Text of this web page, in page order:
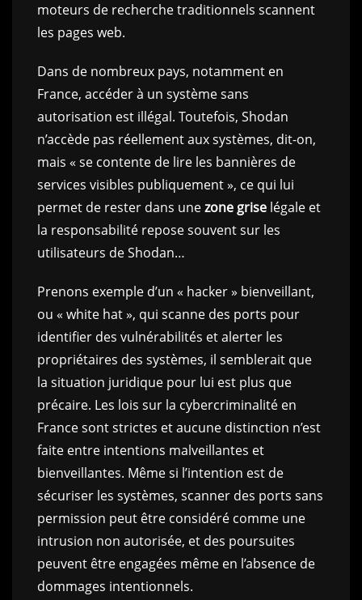
moteurs de recherche traditionnels scannent
les pages web.
Dans de nombreux pays, notamment en
France, accéder à un système sans
autorisation est illégal. Toutefois, Shodan
n’accède pas réellement aux systèmes, dit-on,
mais « se contente de lire les bannières de
services visibles publiquement », ce qui lui
permet de rester dans unezone grise légale et
la responsabilité repose souvent sur les
utilisateurs de Shodan…
Prenons exemple d’un « hacker » bienveillant,
ou « white hat », qui scanne des ports pour
identifier des vulnérabilités et alerter les
propriétaires des systèmes, il semblerait que
la situation juridique pour lui est plus que
précaire. Les lois sur la cybercriminalité en
France sont strictes et aucune distinction n’est
faite entre intentions malveillantes et
bienveillantes. Même si l’intention est de
sécuriser les systèmes, scanner des ports sans
permission peut être considéré comme une
intrusion non autorisée, et des poursuites
peuvent être engagées même en l’absence de
dommages intentionnels.